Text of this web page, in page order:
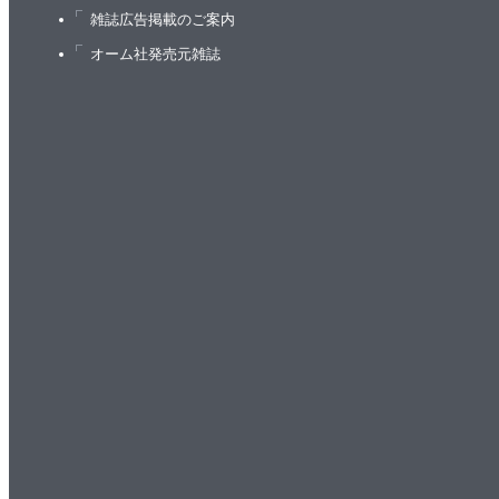
雑誌広告掲載のご案内
オーム社発売元雑誌